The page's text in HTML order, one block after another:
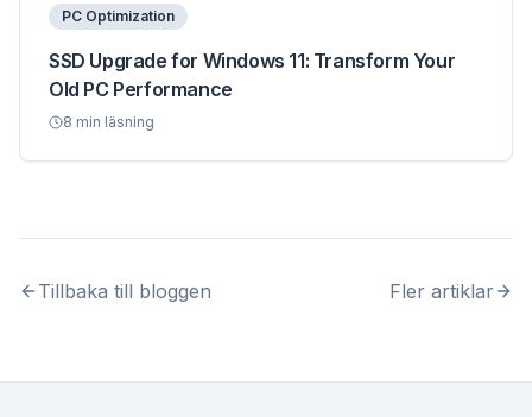
PC Optimization
SSD Upgrade for Windows 11: Transform Your
Old PC Performance
8 min läsning
Tillbaka till bloggen Fler artiklar